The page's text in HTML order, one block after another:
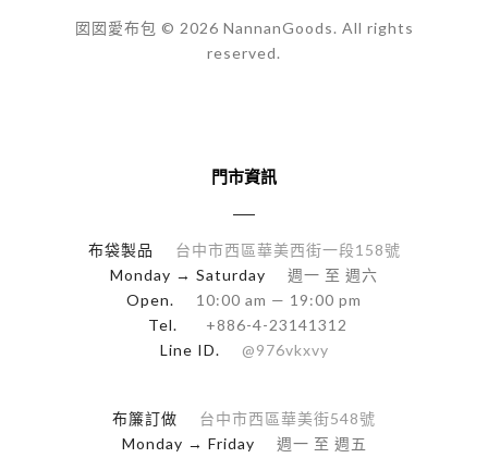
囡囡愛布包 © 2026 NannanGoods. All rights
reserved.
門市資訊
布袋製品
台中市西區華美西街一段158號
Monday → Saturday
週一 至 週六
Open.
10:00 am — 19:00 pm
Tel.
+886-4-23141312
Line ID.
@976vkxvy
布簾訂做
台中市西區華美街548號
Monday → Friday
週一 至 週五